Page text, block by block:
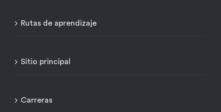
Rutas de aprendizaje
Sitio principal
Carreras